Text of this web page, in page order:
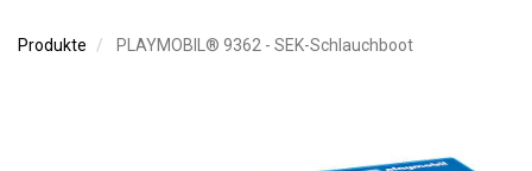
Produkte PLAYMOBIL® 9362 - SEK-Schlauchboot